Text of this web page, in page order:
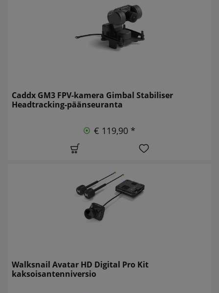
Caddx GM3 FPV-kamera Gimbal Stabiliser
Headtracking-päänseuranta
€ 119,90 *
Walksnail Avatar HD Digital Pro Kit
kaksoisantenniversio